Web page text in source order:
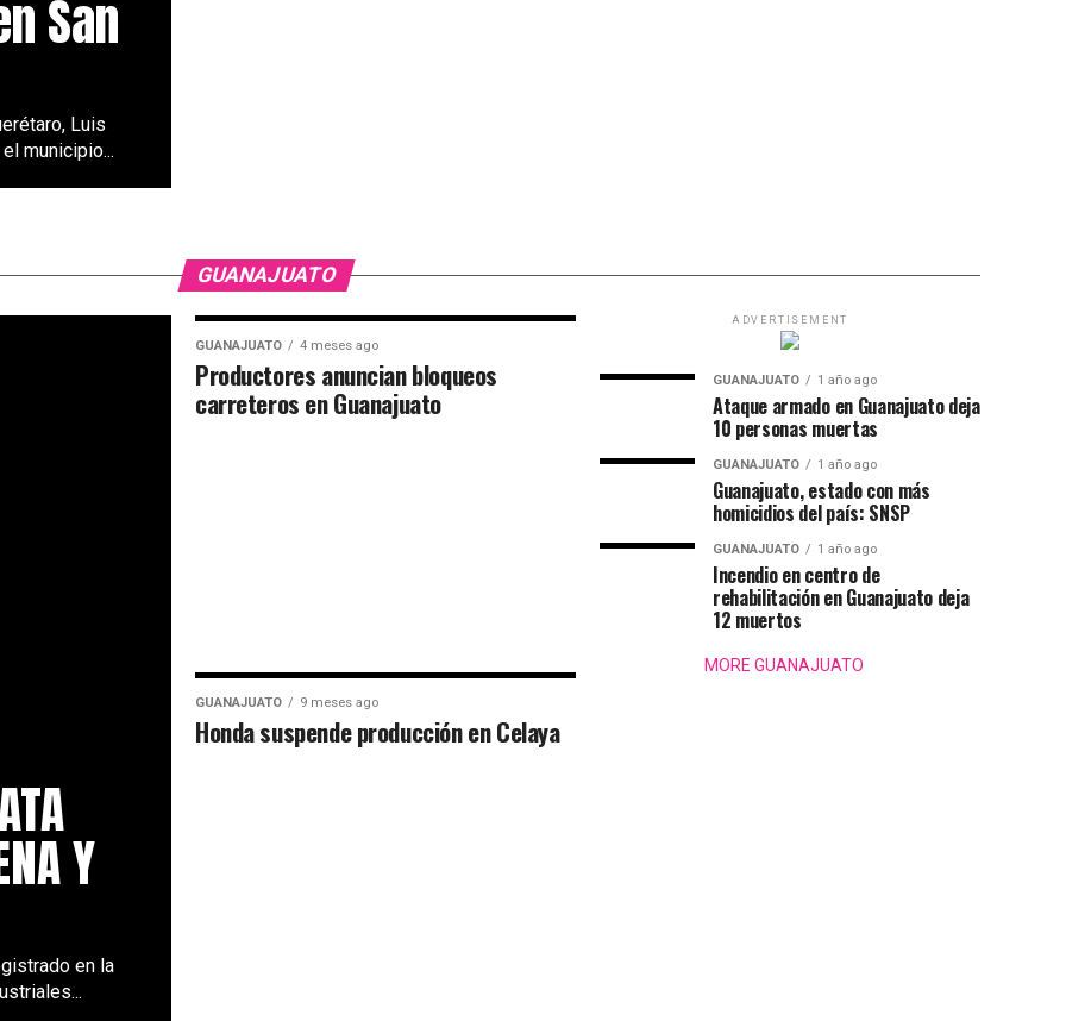
San
Luis
municipio...
GUANAJUATO
Y
en la
GUANAJUATO 4 meses ago
Productores anuncian bloqueos
carreteros en Guanajuato
GUANAJUATO 9 meses ago
Honda suspende producción en Celaya
ADVERTISEMENT
GUANAJUATO 1 año ago
Ataque armado en Guanajuato deja
10 personas muertas
GUANAJUATO 1 año ago
Guanajuato, estado con más
homicidios del país: SNSP
GUANAJUATO 1 año ago
Incendio en centro de
rehabilitación en Guanajuato deja
12 muertos
MORE GUANAJUATO